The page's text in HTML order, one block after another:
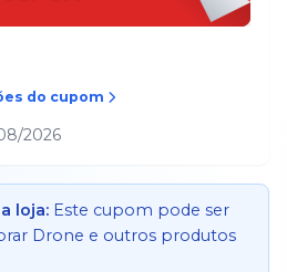
do cupom
2026
loja:Este cupom pode ser
Drone e outros produtos